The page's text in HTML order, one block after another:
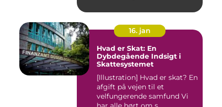
16. jan
Hvad er Skat: En
Dybdegående Indsigt i
Skattesystemet
[Illustration] Hvad er skat? En
afgift på vejen til et
velfungerende samfund Vi